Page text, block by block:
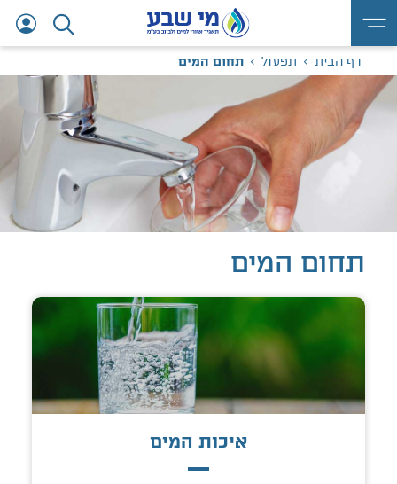
דף הבית תפעול תחום המים
תחום המים
איכות המים